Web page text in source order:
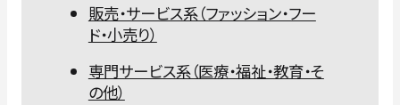
販売・サービス系（ファッション・フー
ド・小売り）
専門サービス系（医療・福祉・教育・そ
の他）